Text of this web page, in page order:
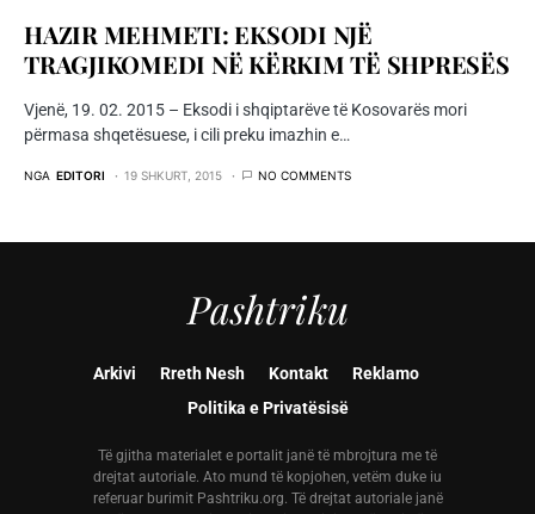
HAZIR MEHMETI: EKSODI NJË
TRAGJIKOMEDI NË KËRKIM TË SHPRESËS
Vjenë, 19. 02. 2015 – Eksodi i shqiptarëve të Kosovarës mori
përmasa shqetësuese, i cili preku imazhin e…
NGA EDITORI 19 SHKURT, 2015 NO COMMENTS
Pashtriku
Arkivi Rreth Nesh Kontakt
Reklamo
Politika e Privatësisë
Të gjitha materialet e portalit janë të mbrojtura me të
drejtat autoriale. Ato mund të kopjohen, vetëm duke iu
referuar burimit Pashtriku.org. Të drejtat autoriale janë